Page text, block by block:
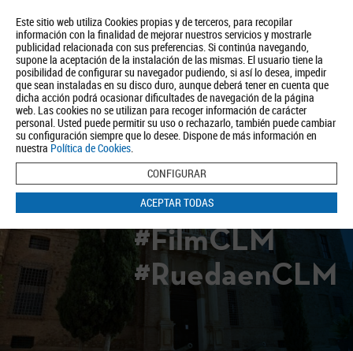
Este sitio web utiliza Cookies propias y de terceros, para recopilar
información con la finalidad de mejorar nuestros servicios y mostrarle
publicidad relacionada con sus preferencias. Si continúa navegando,
supone la aceptación de la instalación de las mismas. El usuario tiene la
posibilidad de configurar su navegador pudiendo, si así lo desea, impedir
que sean instaladas en su disco duro, aunque deberá tener en cuenta que
dicha acción podrá ocasionar dificultades de navegación de la página
web. Las cookies no se utilizan para recoger información de carácter
personal. Usted puede permitir su uso o rechazarlo, también puede cambiar
su configuración siempre que lo desee. Dispone de más información en
nuestra Política de Cookies.
CONFIGURAR
ACEPTAR TODAS
Quiénes somos Turismo Política de Privacidad Aviso Legal
Política de Cookies
BUSCAR
#FilmCLM
#RuedaenCLM